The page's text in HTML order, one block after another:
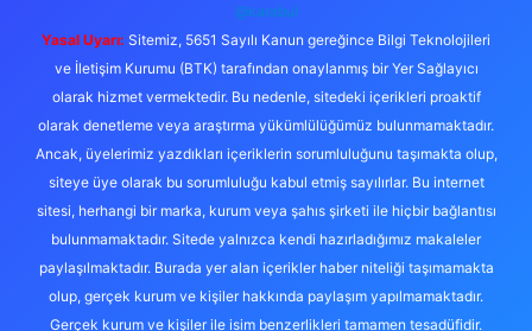
@karabul
Yasal Uyarı: Sitemiz, 5651 Sayılı Kanun gereğince Bilgi Teknolojileri
ve İletişim Kurumu (BTK) tarafından onaylanmış bir Yer Sağlayıcı
olarak hizmet vermektedir. Bu nedenle, sitedeki içerikleri proaktif
olarak denetleme veya araştırma yükümlülüğümüz bulunmamaktadır.
Ancak, üyelerimiz yazdıkları içeriklerin sorumluluğunu taşımakta olup,
siteye üye olarak bu sorumluluğu kabul etmiş sayılırlar. Bu internet
sitesi, herhangi bir marka, kurum veya şahıs şirketi ile hiçbir bağlantısı
bulunmamaktadır. Sitede yalnızca kendi hazırladığımız makaleler
paylaşılmaktadır. Burada yer alan içerikler haber niteliği taşımamakta
olup, gerçek kurum ve kişiler hakkında paylaşım yapılmamaktadır.
Gerçek kurum ve kişiler ile isim benzerlikleri tamamen tesadüfidir.